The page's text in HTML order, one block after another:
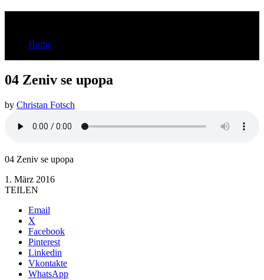
Home
04 Zeniv se upopa
by Christan Fotsch
04 Zeniv se upopa
1. März 2016
TEILEN
Email
X
Facebook
Pinterest
Linkedin
Vkontakte
WhatsApp